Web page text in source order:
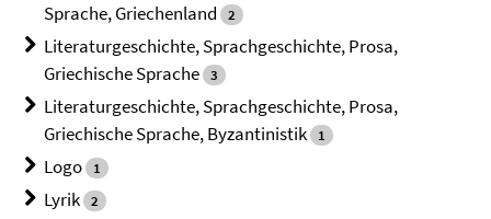
Sprache, Griechenland
2
Literaturgeschichte, Sprachgeschichte, Prosa,
Griechische Sprache 3
Literaturgeschichte, Sprachgeschichte, Prosa,
Griechische Sprache, Byzantinistik
1
Logo 1
Lyrik 2